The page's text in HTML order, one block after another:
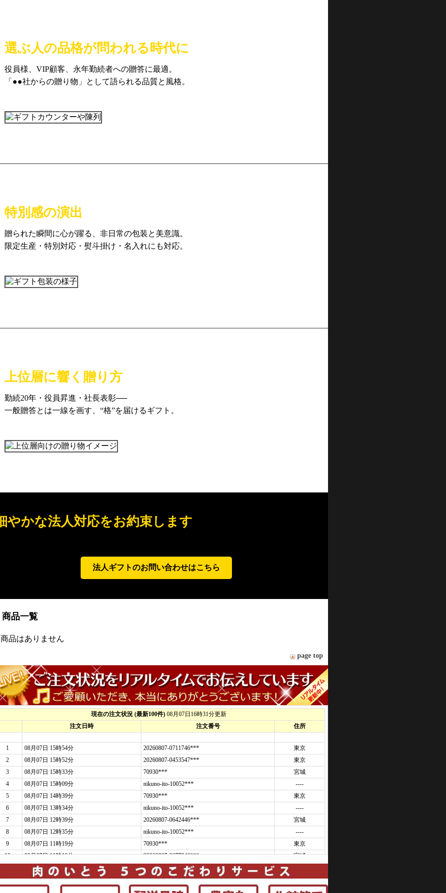
選ぶ人の品格が問われる時代に
役員様、VIP顧客、永年勤続者への贈答に最適。
「●●社からの贈り物」として語られる品質と風格。
特別感の演出
贈られた瞬間に心が躍る、非日常の包装と美意識。
限定生産・特別対応・熨斗掛け・名入れにも対応。
上位層に響く贈り方
勤続20年・役員昇進・社長表彰──
一般贈答とは一線を画す、“格”を届けるギフト。
やかな法人対応をお約束します
法人ギフトのお問い合わせはこちら
商品一覧
品はありません
page top